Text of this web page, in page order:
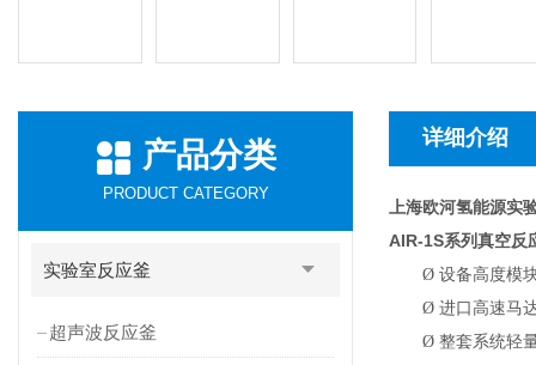
产品分类
PRODUCT CATEGORY
实验室反应釜
超声波反应釜
详细介绍
上海欧河氢能源实
AIR-1S系列真空反
Ø 设备高度模
Ø 进口高速马
Ø 整套系统轻